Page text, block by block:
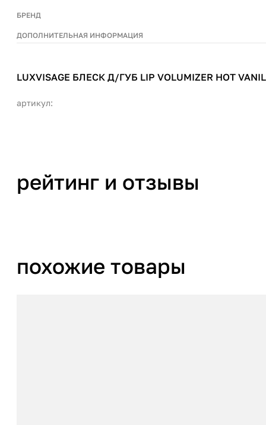
БРЕНД
ДОПОЛНИТЕЛЬНАЯ ИНФОРМАЦИЯ
LUXVISAGE БЛЕСК Д/ГУБ LIP VOLUMIZER HOT
артикул:
рейтинг и отзывы
похожие товары